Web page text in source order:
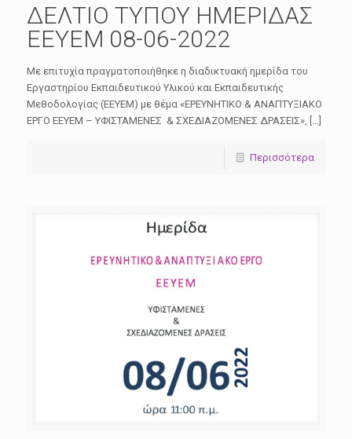
ΔΕΛΤΙΟ ΤΥΠΟΥ ΗΜΕΡΙΔΑΣ
ΕΕΥΕΜ 08-06-2022
Με επιτυχία πραγματοποιήθηκε η διαδικτυακή ημερίδα του
Εργαστηρίου Εκπαιδευτικού Υλικού και Εκπαιδευτικής
Μεθοδολογίας (ΕΕΥΕΜ) με θέμα «ΕΡΕΥΝΗΤΙΚΟ & ΑΝΑΠΤΥΞΙΑΚΟ
ΕΡΓΟ ΕΕΥΕΜ – ΥΦΙΣΤΑΜΕΝΕΣ & ΣΧΕΔΙΑΖΟΜΕΝΕΣ ΔΡΑΣΕΙΣ», […]
Περισσότερα